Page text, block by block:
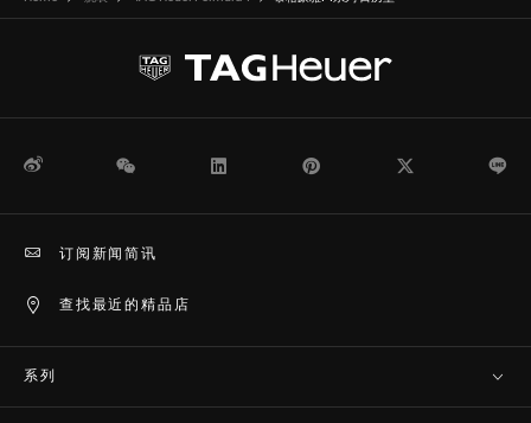
微博 WeChat Pinterest
查找最近的精品店
订阅新闻简讯
系列